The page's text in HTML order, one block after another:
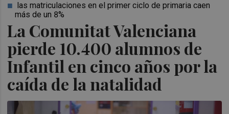
La Comunitat Valenciana
pierde 10.400 alumnos de
Infantil en cinco años por la
caída de la natalidad
las matriculaciones en el primer ciclo de primaria caen
más de un 8%